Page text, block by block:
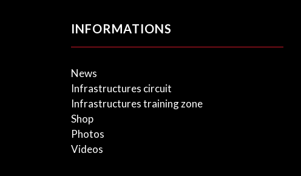
INFORMATIONS
News
Infrastructures circuit
Infrastructures training zone
Shop
Photos
Videos